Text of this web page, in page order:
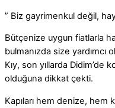
” Biz gayrimenkul değil,
Bütçenize uygun fiatlarla
bulmanızda size yardımcı
Kıy, son yıllarda Didim’de
olduğuna dikkat çekti.
Kapıları hem denize, hem